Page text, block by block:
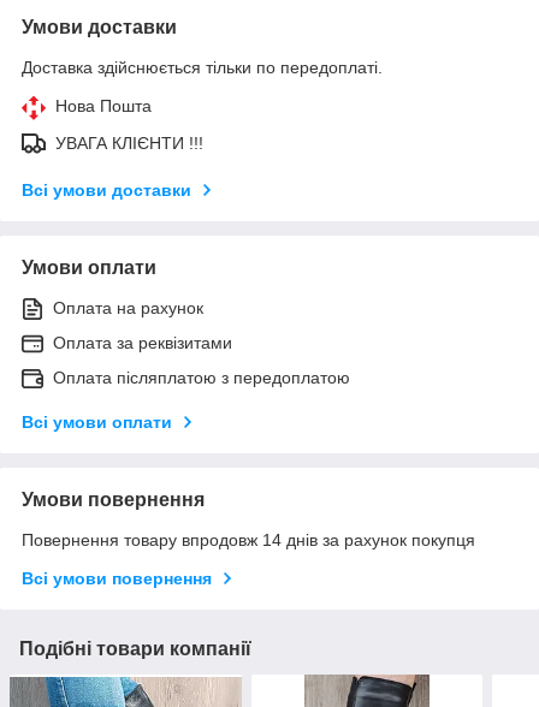
Умови доставки
Доставка здійснюється тільки по передоплаті.
Нова Пошта
УВАГА КЛІЄНТИ !!!
Всі умови доставки
Умови оплати
Оплата на рахунок
Оплата за реквізитами
Оплата післяплатою з передоплатою
Всі умови оплати
Умови повернення
Повернення товару впродовж 14 днів за рахунок покупця
Всі умови повернення
Подібні товари компанії